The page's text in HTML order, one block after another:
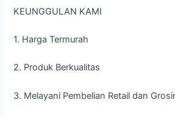
KEUNGGULAN KAMI
1. Harga Termurah
2. Produk Berkualitas
3. Melayani Pembelian Retail dan Grosir